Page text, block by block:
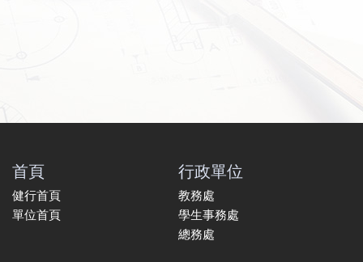
首頁
健行首頁
單位首頁
行政單位
教務處
學生事務處
總務處